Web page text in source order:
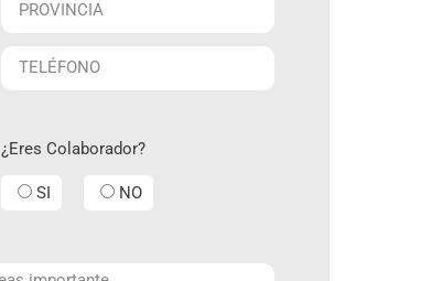
¿Eres Colaborador?
SI NO